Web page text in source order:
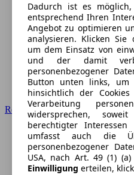
Renault
Dadurch ist es
entsprechend Ihren
Angebot zu optimieren
analysieren. Klicken
um dem Einsatz von
und der damit
personenbezogener
Button unten links, um
hinsichtlich der
Verarbeitung
widersprechen,
berechtigter
umfasst auch die
personenbezogener
USA, nach Art. 49 (1) (a)
Einwilligung erteilen,